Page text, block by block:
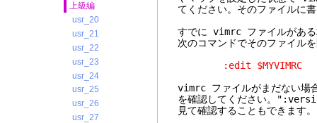
上級編
usr_20
usr_21
usr_22
usr_23
usr_24
usr_25
usr_26
usr_27
てください。そのファイルに
すでに vimrc ファイルがあ
次のコマンドでそのファイル
:edit $MYVIMRC
vimrc ファイルがまだない場
を確認してください。
見て確認することもできます。